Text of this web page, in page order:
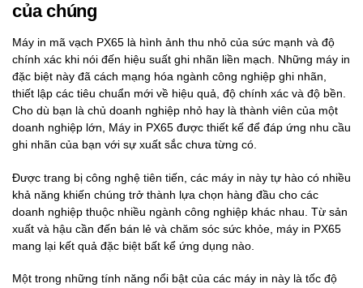
của chúng
Máy in mã vạch PX65 là hình ảnh thu nhỏ của sức mạnh và độ
chính xác khi nói đến hiệu suất ghi nhãn liền mạch. Những máy in
đặc biệt này đã cách mạng hóa ngành công nghiệp ghi nhãn,
thiết lập các tiêu chuẩn mới về hiệu quả, độ chính xác và độ bền.
Cho dù bạn là chủ doanh nghiệp nhỏ hay là thành viên của một
doanh nghiệp lớn, Máy in PX65 được thiết kế để đáp ứng nhu cầu
ghi nhãn của bạn với sự xuất sắc chưa từng có.
Được trang bị công nghệ tiên tiến, các máy in này tự hào có nhiều
khả năng khiến chúng trở thành lựa chọn hàng đầu cho các
doanh nghiệp thuộc nhiều ngành công nghiệp khác nhau. Từ sản
xuất và hậu cần đến bán lẻ và chăm sóc sức khỏe, máy in PX65
mang lại kết quả đặc biệt bất kể ứng dụng nào.
Một trong những tính năng nổi bật của các máy in này là tốc độ